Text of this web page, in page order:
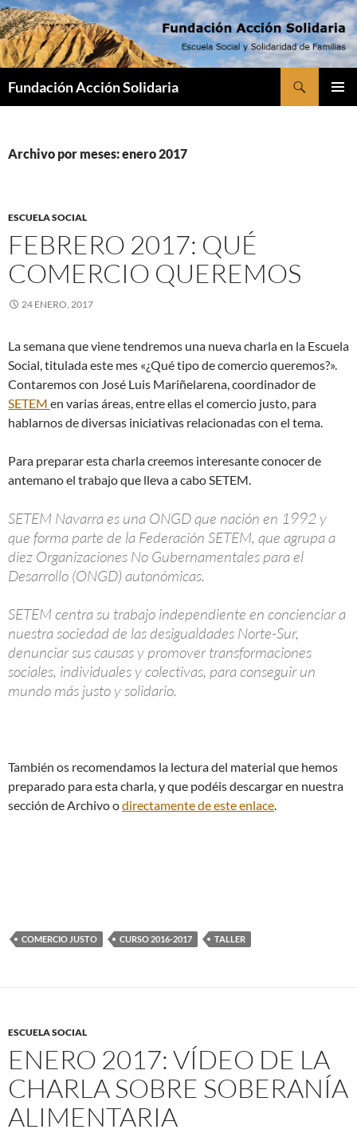
Saltar
al
contenido
Fundación Acción Solidaria
Archivo por meses: enero 2017
ESCUELA SOCIAL
FEBRERO 2017: QUÉ
COMERCIO QUEREMOS
24 ENERO, 2017
La semana que viene tendremos una nueva charla en la Escuela
Social, titulada este mes «¿Qué tipo de comercio queremos?».
Contaremos con José Luis Mariñelarena, coordinador de
SETEM en varias áreas, entre ellas el comercio justo, para
hablarnos de diversas iniciativas relacionadas con el tema.
Para preparar esta charla creemos interesante conocer de
antemano el trabajo que lleva a cabo SETEM.
SETEM Navarra es una ONGD que nación en 1992 y
que forma parte de la Federación SETEM, que agrupa a
diez Organizaciones No Gubernamentales para el
Desarrollo (ONGD) autonómicas.
SETEM centra su trabajo independiente en concienciar a
nuestra sociedad de las desigualdades Norte-Sur,
denunciar sus causas y promover transformaciones
sociales, individuales y colectivas, para conseguir un
mundo más justo y solidario.
También os recomendamos la lectura del material que hemos
preparado para esta charla, y que podéis descargar en nuestra
sección de Archivo odirectamente de este enlace.
COMERCIO JUSTO CURSO 2016-2017 TALLER
ESCUELA SOCIAL
ENERO 2017: VÍDEO DE LA
CHARLA SOBRE SOBERANÍA
ALIMENTARIA